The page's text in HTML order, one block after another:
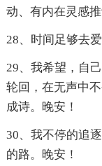
动、有内在灵感
28、时间足够去
29、我希望，自
轮回，在无声中
成诗。晚安！
30、我不停的追
的路。晚安！